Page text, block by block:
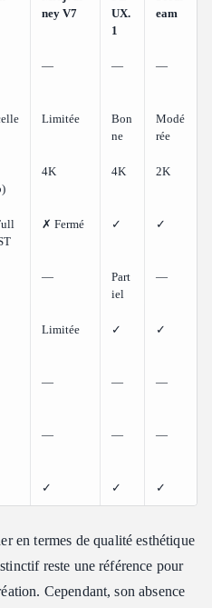
ney V7
UX.
1
eam
— — —
Limitée
Bon
ne
Modé
rée
4K 4K 2K
✗ Fermé ✓ ✓
—
Part
iel
—
Limitée ✓ ✓
— — —
— — —
✓ ✓ ✓
en termes de qualité esthétique
reste une référence pour
Cependant, son absence